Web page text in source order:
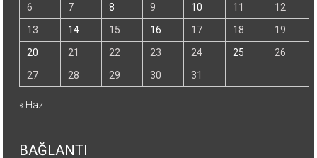
6
7 8 9 10 11
12
13
14 15 16 17 18
19
20
21 22 23 24 25
26
27
28 29 30 31
« Haz
BAĞLANTI